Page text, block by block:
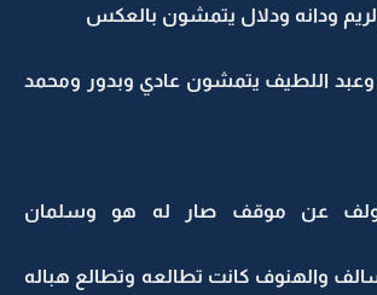
ودانه ودلال يتمشون بالعكس
وعبد اللطيف يتمشون عادي وبدور ومحمد
عن موقف صار له هو وسلمان
والهنوف كانت تطالعه وتطالع هباله